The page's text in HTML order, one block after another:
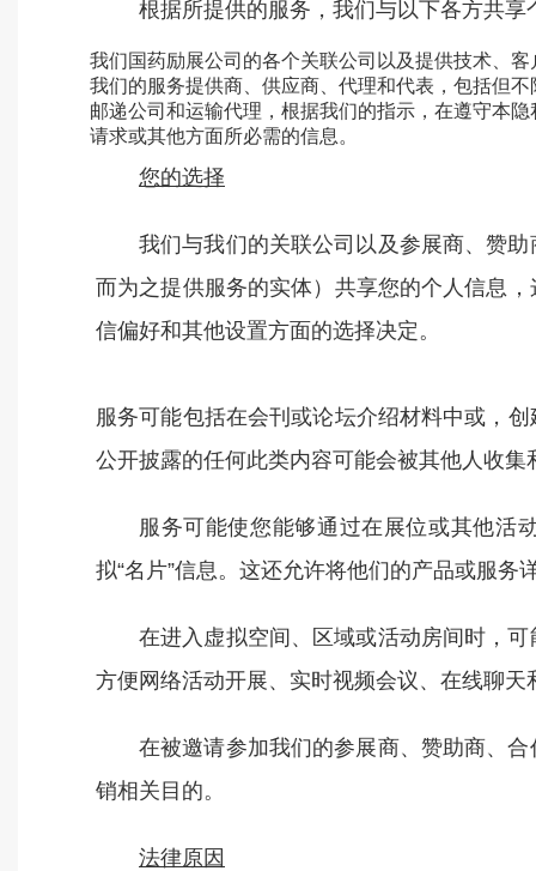
根据所提供的服务，我们与以下各方共享
我们国药励展公司的各个关联公司以及提供技术、
我们的服务提供商、供应商、代理和代表，包括但
邮递公司和运输代理，根据我们的指示，在遵守本
请求或其他方面所必需的信息。
您的选择
我们与我们的关联公司以及参展商、赞
而为之提供服务的实体）共享您的个人信息
信偏好和其他设置方面的选择决定。
服务可能包括在会刊或论坛介绍材料中或，
公开披露的任何此类内容可能会被其他人收
服务可能使您能够通过在展位或其他活
拟“名片”信息。这还允许将他们的产品或服
在进入虚拟空间、区域或活动房间时，
方便网络活动开展、实时视频会议、在线聊天
在被邀请参加我们的参展商、赞助商、
销相关目的。
法律原因